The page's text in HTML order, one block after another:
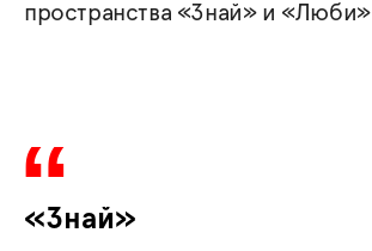
пространства «Знай» и «Люби»
«Знай»